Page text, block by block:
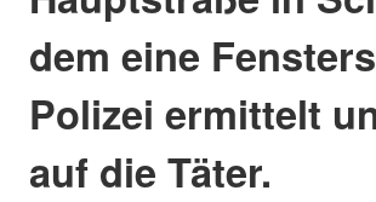
dem eine
Polizei ermittelt
auf die Täter.